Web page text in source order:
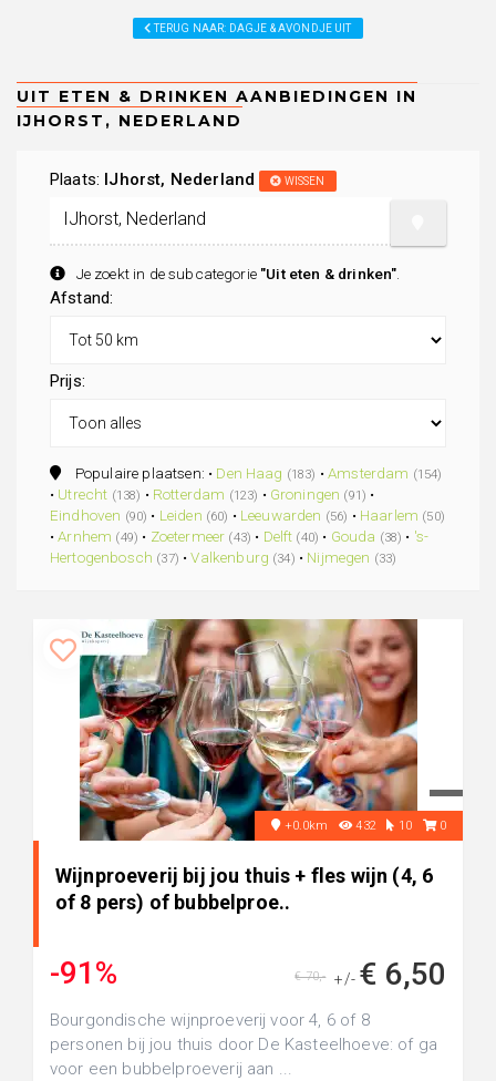
TERUG NAAR: DAGJE & AVONDJE UIT
Plaats: IJhorst, Nederland WISSEN
Je zoekt in de subcategorie "Uit eten & drinken"
Afstand:
Prijs:
Populaire plaatsen: • Den Haag (183) •Amsterdam (154)
• Utrecht (138) • Rotterdam (123) • Groningen (91) •
Eindhoven (90) • Leiden (60) • Leeuwarden (56) • Haarlem (50)
•Arnhem (49) • Zoetermeer (43) • Delft (40) • Gouda (38) • 's-
Hertogenbosch (37) •Valkenburg (34) • Nijmegen (33)
+0.0km 432 10 0
Wijnproeverij bij jou thuis + fles wijn (4, 6
of 8 pers) of bubbelproe..
-91% +/- € 6,50
€ 70,-
Bourgondische wijnproeverij voor 4, 6 of 8
personen bij jou thuis door De Kasteelhoeve: of ga
voor een bubbelproeverij aan ...